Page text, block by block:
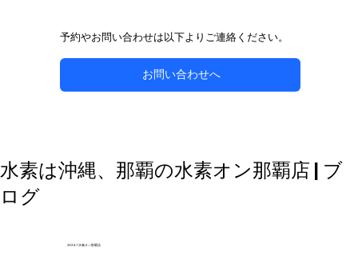
予約やお問い合わせは以下よりご連絡ください。
お問い合わせへ
水素は沖縄、那覇の水素オン那覇店 | ブ
ログ
自然な方法で副鼻腔炎のケアを目指す
2024.1 水素オン那覇店